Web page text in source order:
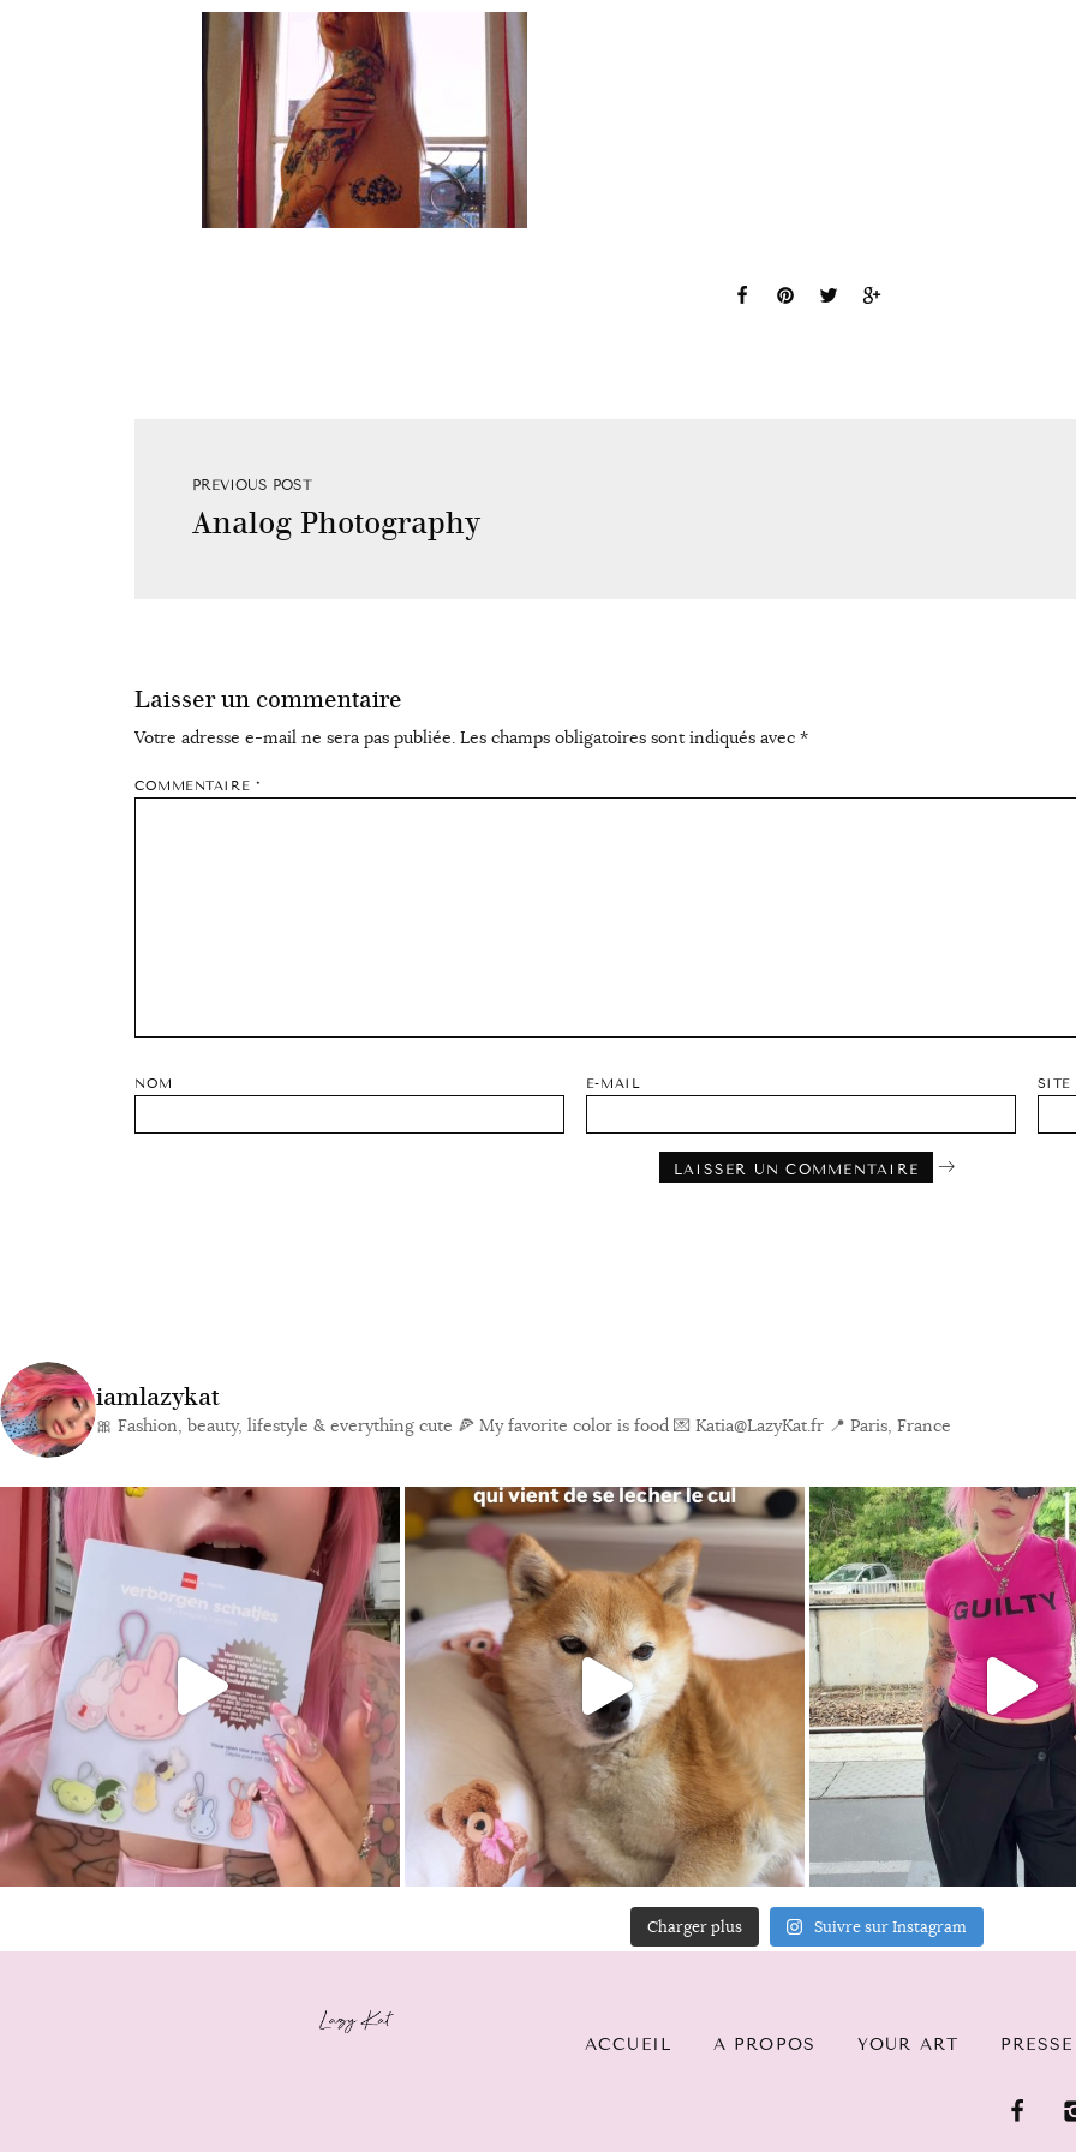
PREVIOUS POST
Analog Photography
Laisser un commentaire
Votre adresse e-mail ne sera pas publiée. Les champs obligatoires sont indiqués avec *
COMMENTAIRE *
NOM E-MAIL SITE
iamlazykat
🎀 Fashion, beauty, lifestyle & everything cute 🍕 My favorite color is food 💌 Katia@LazyKat.fr 📍 Paris, France
Charger plus Suivre sur Instagram
ACCUEIL A PROPOS YOUR ART PRESSE